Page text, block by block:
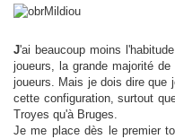
J'ai beaucoup moins
joueurs, la grande majorité
joueurs. Mais je dois dire que
cette configuration, surtout
Troyes qu'à Bruges.
Je me place dès le premier